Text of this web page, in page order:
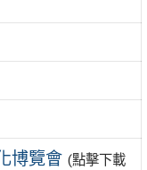
博覽會 (點擊下載